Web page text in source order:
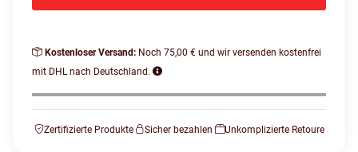
Kostenloser Versand: Noch 75,00 € und wir versenden kostenfrei
mit DHL nach Deutschland.
Zertifizierte Produkte Sicher bezahlen Unkomplizierte Retoure